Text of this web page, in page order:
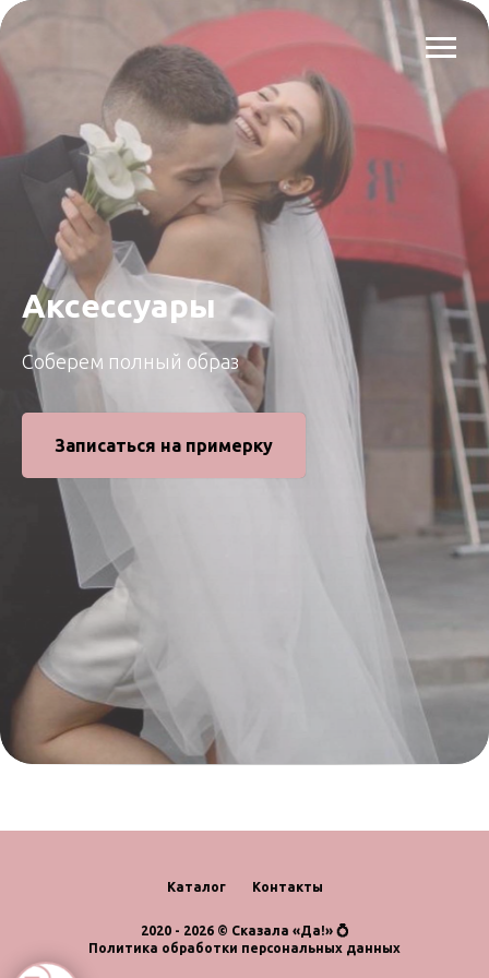
Аксессуары
Соберем полный образ
Записаться на примерку
Каталог Контакты
2020 - 2026 © Сказала «Да!» 💍
Политика обработки персональных данных